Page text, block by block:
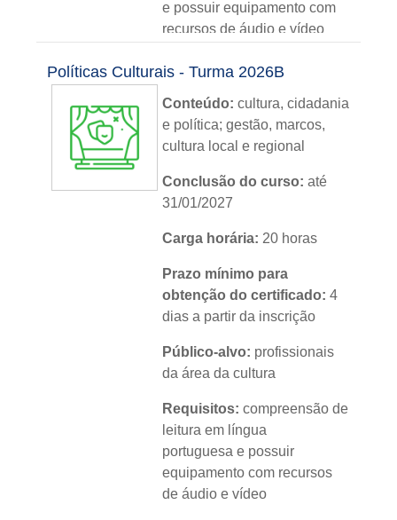
e possuir equipamento com
recursos de áudio e vídeo
Módulos: 06
Metodologia:sem tutoria
Instituição: IFRS
Idioma:português
Políticas Culturais - Turma 2026B
Conteúdo:cultura, cidadania
e política; gestão, marcos,
cultura local e regional
Conclusão do curso: até
31/01/2027
Carga horária: 20 horas
Prazo mínimo para
obtenção do certificado: 4
dias a partir da inscrição
Público-alvo: profissionais
da área da cultura
Requisitos: compreensão de
leitura em língua
portuguesa e possuir
equipamento com recursos
de áudio e vídeo